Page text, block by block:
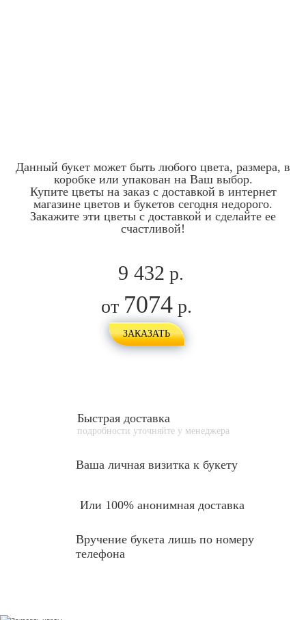
Данный букет может быть любого цвета, размера, в
коробке или упакован на Ваш выбор.
Купите цветы на заказ с доставкой в интернет
магазине цветов и букетов сегодня недорого.
Закажите эти цветы с доставкой и сделайте ее
счастливой!
9 432 р.
от 7074р.
ЗАКАЗАТЬ
Быстрая доставка
подробности уточняйте у менеджера
Ваша личная визитка к букету
Или 100% анонимная доставка
Вручение букета лишь по номеру
телефона